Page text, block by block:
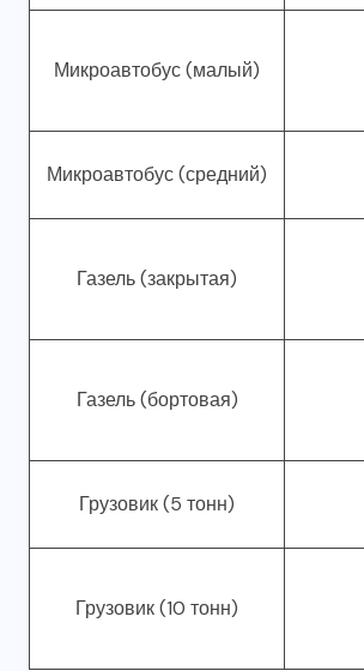
Микроавтобус (малый)
Микроавтобус (средний)
Газель (закрытая)
Газель (бортовая)
Грузовик (5 тонн)
Грузовик (10 тонн)